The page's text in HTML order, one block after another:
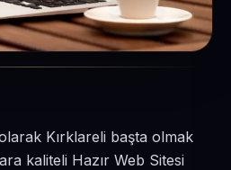
Kırklareli başta olmak
kaliteli Hazır Web Sitesi